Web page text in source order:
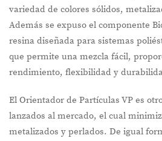
variedad de colores sólidos,
Además se expuso el componente
resina diseñada para sistemas
que permite una mezcla fácil,
rendimiento, flexibilidad y
El Orientador de Partículas VP es
lanzados al mercado, el cual
metalizados y perlados. De igual